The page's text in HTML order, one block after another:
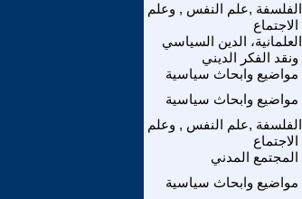
الفلسفة ,علم النفس , وعلم
الاجتماع
العلمانية، الدين السياسي
ونقد الفكر الديني
مواضيع وابحاث سياسية
مواضيع وابحاث سياسية
الفلسفة ,علم النفس , وعلم
الاجتماع
المجتمع المدني
مواضيع وابحاث سياسية